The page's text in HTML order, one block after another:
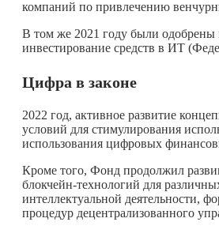
компаний по привлечению
В том же 2021 году были
инвестирование средств в ИТ
Цифра в законе
2022 год, активное развитие
условий для стимулирования
использования цифровых
Кроме того, Фонд продолжил
блокчейн-технологий для
интеллектуальной деятельности,
процедур децентрализованного